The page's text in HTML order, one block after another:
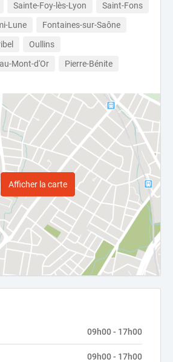
Sainte-Foy-lès-Lyon
Saint-Fons
Lune
Fontaines-sur-Saône
Oullins
Mont-d'Or
Pierre-Bénite
Afficher la carte
09h00 - 17h00
09h00 - 17h00